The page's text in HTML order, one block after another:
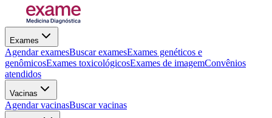
Exames
Agendar examesBuscar examesExames genéticos e
genômicosExames toxicológicosExames de imagemConvênios
atendidos
Vacinas
Agendar vacinasBuscar vacinas